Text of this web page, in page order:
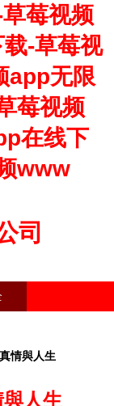
莓视频
-草莓视
app无限
莓视频
在线下
www
司
情與人生
人生